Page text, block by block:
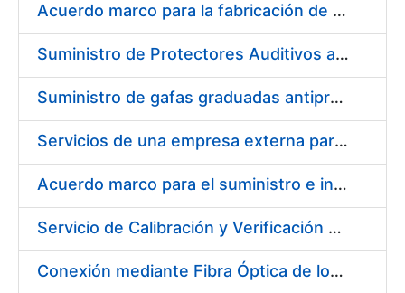
Acuerdo marco para la fabricación de piezas
Suministro de Protectores Auditivos a medida para las personas trabajadoras de los Centros de Trabajo de Madrid y Burgos
Suministro de gafas graduadas antiproyecciones para los trabajadores de la FNMT-RCM en los centros de trabajo de Madrid y Burgos
Servicios de una empresa externa para el asesoramiento y resolución de los recursos de alzada que se presentan relacionados con procesos de selección para la FNMT-RCM
Acuerdo marco para el suministro e instalación de persianas, estores y otros complementos
Servicio de Calibración y Verificación Externa de los Equipos de Medición del Servicio de Prevención de la FNMT-RCM
Conexión mediante Fibra Óptica de los Centros de Proceso de Datos (CPDs) de las sedes de la FNMT-RCM de Burgos y Madrid